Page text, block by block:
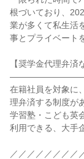
根づいており、
業が多くて私生活
事とプライベート
【奨学金代理弁済
在籍社員を対象に
理弁済する制度が
学習塾・こども英
利用できる、大手
／／／／／／／／